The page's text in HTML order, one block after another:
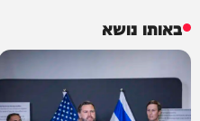
באותו נושא